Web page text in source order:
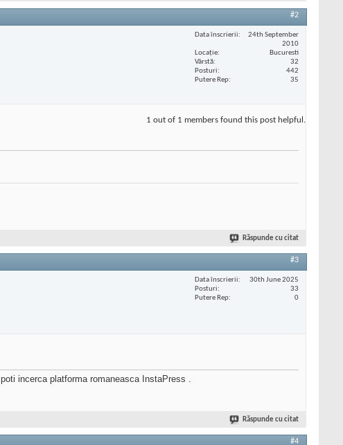
#2
Data înscrierii
24th September
2010
Locaţie
Bucuresti
Vârstă
32
Posturi
442
Putere Rep
35
1 out of 1 members found this post helpful.
Răspunde cu citat
#3
Data înscrierii
30th June 2025
Posturi
33
Putere Rep
0
poti incerca platforma romaneasca InstaPress .
Răspunde cu citat
#4